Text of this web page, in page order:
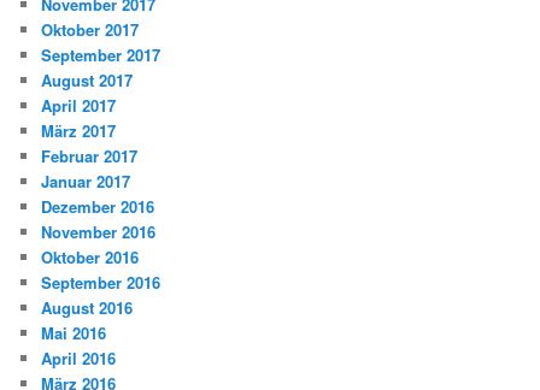
Oktober 2017
September 2017
August 2017
April 2017
März 2017
Februar 2017
Januar 2017
Dezember 2016
November 2016
Oktober 2016
September 2016
August 2016
Mai 2016
April 2016
März 2016